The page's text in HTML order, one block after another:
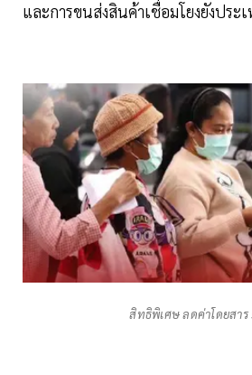
และการขนส่งสินค้าเชื่อมโยงยังประ
สิทธิพิเศษ ลดค่าโดยสาร